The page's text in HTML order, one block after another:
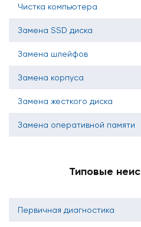
Чистка компьютера
Замена SSD диска
Замена шлейфов
Замена корпуса
Замена жесткого диска
Замена оперативной памяти
Типовые
Первичная диагностика